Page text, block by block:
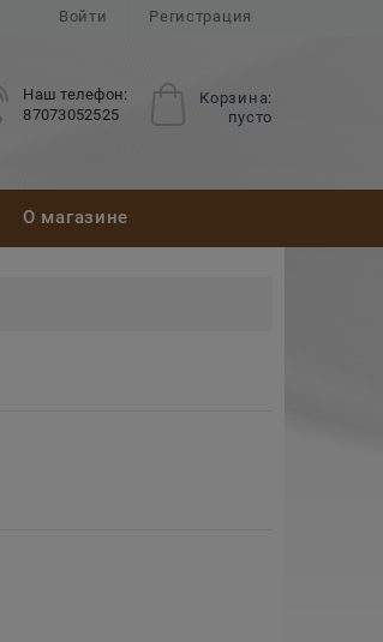
Войти Регистрация
Корзина:
пусто
Наш телефон:
87073052525
О магазине